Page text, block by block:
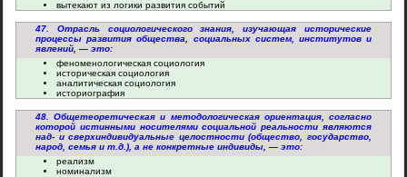
вытекают из логики развития событий
47. Отрасль социологического знания, изучающая исторические
процессы развития общества, социальных систем, институтов и
явлений, — это:
феноменологическая социология
историческая социология
аналитическая социология
историография
48. Общетеоретическая и методологическая ориентация, согласно
которой истинными носителями социальной реальности являются
над- и сверхиндивидуальные целостности (общество, государство,
народ, семья и т.д.), а не конкретные индивиды, — это:
реализм
номинализм